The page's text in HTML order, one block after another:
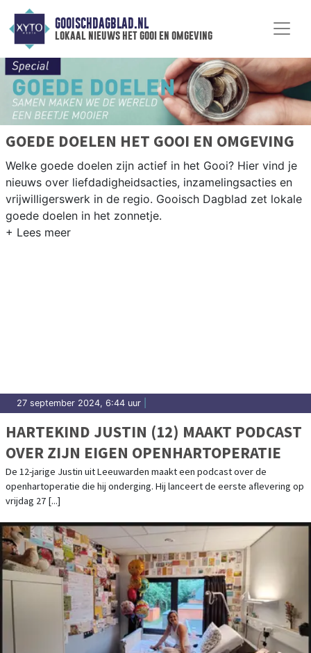
GOOISCHDAGBLAD.NL
lokaal nieuws het gooi en omgeving
GOEDE DOELEN HET GOOI EN OMGEVING
Welke goede doelen zijn actief in het Gooi? Hier vind je
nieuws over liefdadigheidsacties, inzamelingsacties en
vrijwilligerswerk in de regio. Gooisch Dagblad zet lokale
goede doelen in het zonnetje.
27 september 2024, 6:44 uur
HARTEKIND JUSTIN (12) MAAKT PODCAST
OVER ZIJN EIGEN OPENHARTOPERATIE
De 12-jarige Justin uit Leeuwarden maakt een podcast over de
openhartoperatie die hij onderging. Hij lanceert de eerste aflevering op
vrijdag 27 [...]